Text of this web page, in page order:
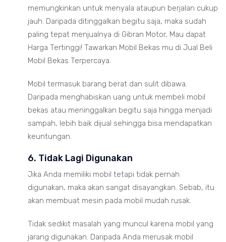
memungkinkan untuk menyala ataupun berjalan cukup
jauh. Daripada ditinggalkan begitu saja, maka sudah
paling tepat menjualnya di Gibran Motor, Mau dapat
Harga Tertinggi! Tawarkan Mobil Bekas mu di Jual Beli
Mobil Bekas Terpercaya.
Mobil termasuk barang berat dan sulit dibawa.
Daripada menghabiskan uang untuk membeli mobil
bekas atau meninggalkan begitu saja hingga menjadi
sampah, lebih baik dijual sehingga bisa mendapatkan
keuntungan.
6. Tidak Lagi Digunakan
Jika Anda memiliki mobil tetapi tidak pernah
digunakan, maka akan sangat disayangkan. Sebab, itu
akan membuat mesin pada mobil mudah rusak.
Tidak sedikit masalah yang muncul karena mobil yang
jarang digunakan. Daripada Anda merusak mobil